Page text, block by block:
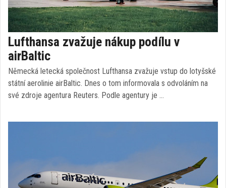
Lufthansa zvažuje nákup podílu v
airBaltic
Německá letecká společnost Lufthansa zvažuje vstup do lotyšské
státní aerolinie airBaltic. Dnes o tom informovala s odvoláním na
své zdroje agentura Reuters. Podle agentury je …